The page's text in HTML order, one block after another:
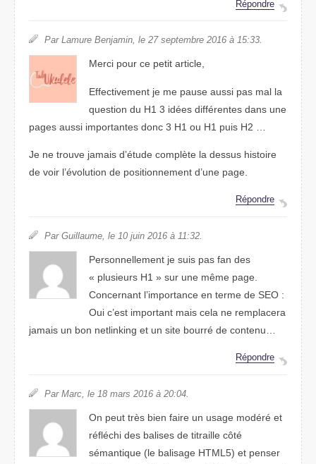
Répondre
Par Lamure Benjamin, le 27 septembre 2016 à 15:33.
Merci pour ce petit article,
Effectivement je me pause aussi pas mal la
question du H1 3 idées différentes dans une
pages aussi importantes donc 3 H1 ou H1 puis H2 …
Je ne trouve jamais d’étude complète la dessus histoire
de voir l’évolution de positionnement d’une page.
Répondre
Par Guillaume, le 10 juin 2016 à 11:32.
Personnellement je suis pas fan des
« plusieurs H1 » sur une même page.
Concernant l’importance en terme de SEO :
Oui c’est important mais cela ne remplacera
jamais un bon netlinking et un site bourré de contenu…
Répondre
Par Marc, le 18 mars 2016 à 20:04.
On peut très bien faire un usage modéré et
réfléchi des balises de titraille côté
sémantique (le balisage HTML5) et penser